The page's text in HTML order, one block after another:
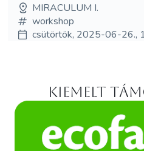
MIRACULUM I.
workshop
csütörtök, 2025-06-26.,
Kiemelt